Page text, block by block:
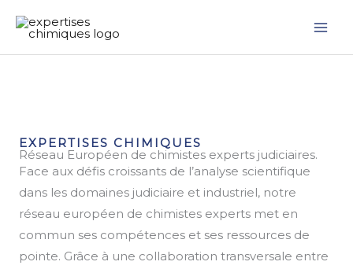
contenu
EXPERTISES CHIMIQUES
Réseau Européen de chimistes experts judiciaires.
Face aux défis croissants de l’analyse scientifique
dans les domaines judiciaire et industriel, notre
réseau européen de chimistes experts met en
commun ses compétences et ses ressources de
pointe. Grâce à une collaboration transversale entre